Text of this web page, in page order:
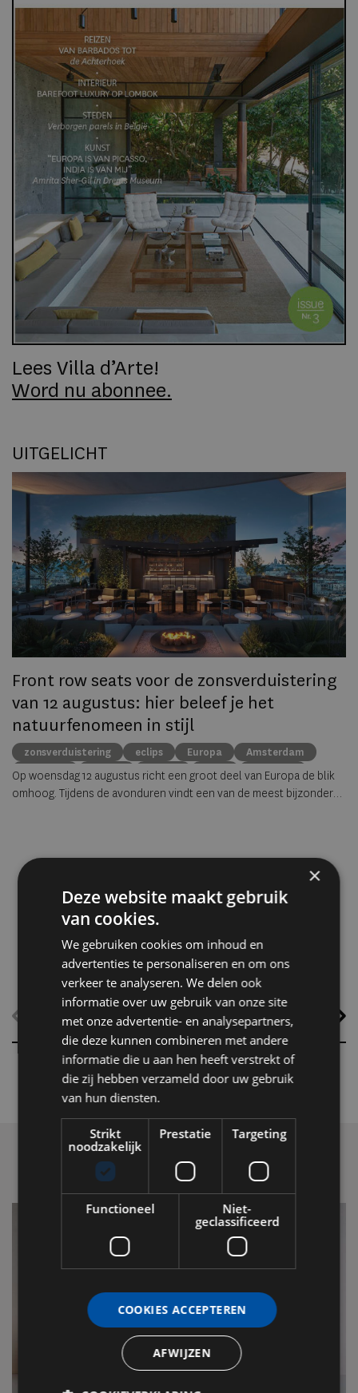
Lees Villa d’Arte!
Word nu abonnee.
UITGELICHT
Front row seats voor de zonsverduistering
van 12 augustus: hier beleef je het
natuurfenomeen in stijl
zonsverduistering eclips Europa
Amsterdam
Lissabon
Keulen Milaan Ibiza rooftops
Op woensdag 12 augustus richt een groot deel van Europa de blik
omhoog. Tijdens de avonduren vindt een van de meest bijzondere
zeldzame natuurverschijnsel te beleven. Van Amsterdam en Parijs
tot Lissabon, Milaan en Ibiza: dit zijn de mooiste plekken om de
eclips in stijl mee te maken.
×
Deze website maakt gebruik
van cookies.
We gebruiken cookies om inhoud en
advertenties te personaliseren en om ons
verkeer te analyseren. We delen ook
informatie over uw gebruik van onze site
met onze advertentie- en analysepartners,
die deze kunnen combineren met andere
informatie die u aan hen heeft verstrekt of
die zij hebben verzameld door uw gebruik
van hun diensten.
Strikt
noodzakelijk
Prestatie Targeting
Functioneel
Niet-
geclassificeerd
COOKIES ACCEPTEREN
AFWIJZEN